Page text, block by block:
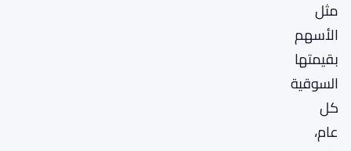
مثل
الأسهم
بقيمتها
السوقية
كل
عام،